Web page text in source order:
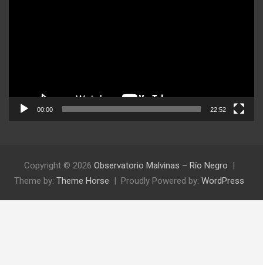
00:00 22:52
Copyright © 2026 Observatorio Malvinas – Río Negro
Theme by: Theme Horse Proudly Powered by: WordPress